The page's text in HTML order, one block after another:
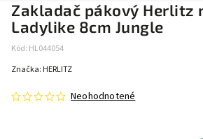
Zakladač pákový Herlitz
Ladylike 8cm Jungle
Kód: HL044054
Neohodnotené
Značka: HERLITZ